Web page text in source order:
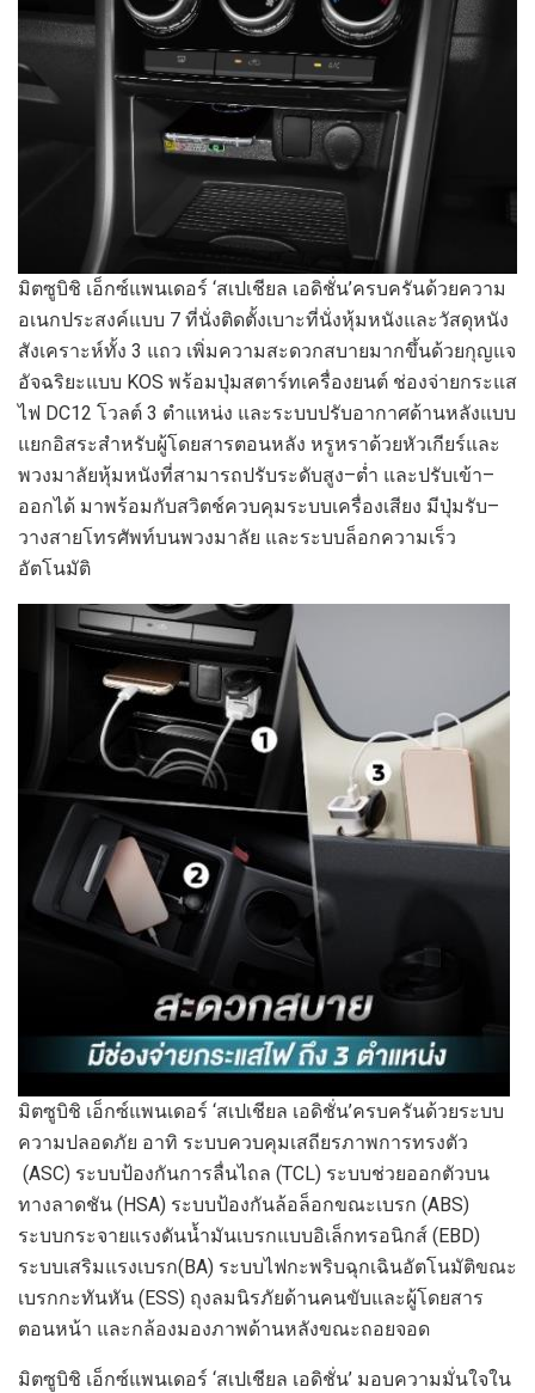
มิตซูบิชิ เอ็กซ์แพนเดอร์ ‘สเปเชียล เอดิชั่น’ครบครันด้วยความ
อเนกประสงค์แบบ 7 ที่นั่งติดตั้งเบาะที่นั่งหุ้มหนังและวัสดุหนัง
สังเคราะห์ทั้ง 3 แถว เพิ่มความสะดวกสบายมากขึ้นด้วยกุญแจ
อัจฉริยะแบบ KOS พร้อมปุ่มสตาร์ทเครื่องยนต์ ช่องจ่ายกระแส
ไฟ DC12 โวลต์ 3 ตำแหน่ง และระบบปรับอากาศด้านหลังแบบ
แยกอิสระสำหรับผู้โดยสารตอนหลัง หรูหราด้วยหัวเกียร์และ
พวงมาลัยหุ้มหนังที่สามารถปรับระดับสูง–ต่ำ และปรับเข้า–
ออกได้ มาพร้อมกับสวิตช์ควบคุมระบบเครื่องเสียง มีปุ่มรับ–
วางสายโทรศัพท์บนพวงมาลัย และระบบล็อกความเร็ว
อัตโนมัติ
มิตซูบิชิ เอ็กซ์แพนเดอร์ ‘สเปเชียล เอดิชั่น’ครบครันด้วยระบบ
ความปลอดภัย อาทิ ระบบควบคุมเสถียรภาพการทรงตัว
(ASC) ระบบป้องกันการลื่นไถล (TCL) ระบบช่วยออกตัวบน
ทางลาดชัน ( HSA) ระบบป้องกันล้อล็อกขณะเบรก (ABS)
ระบบกระจายแรงดันน้ำมันเบรกแบบอิเล็กทรอนิกส์ ( EBD)
ระบบเสริมแรงเบรก( BA) ระบบไฟกะพริบฉุกเฉินอัตโนมัติขณะ
เบรกกะทันหัน ( ESS) ถุงลมนิรภัยด้านคนขับและผู้โดยสาร
ตอนหน้า และกล้องมองภาพด้านหลังขณะถอยจอด
มิตซูบิชิ เอ็กซ์แพนเดอร์ ‘สเปเชียล เอดิชั่น’ มอบความมั่นใจใน